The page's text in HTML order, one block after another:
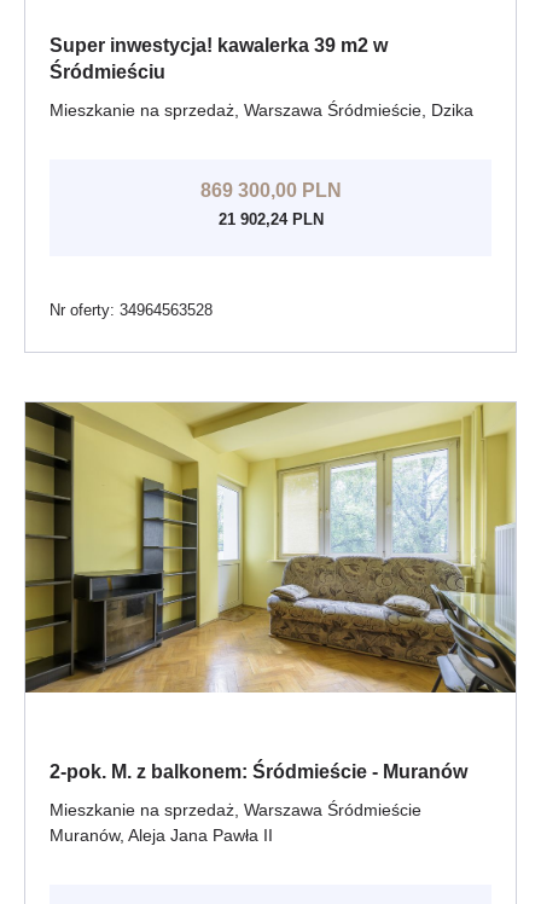
Super inwestycja! kawalerka 39 m2 w
Śródmieściu
Mieszkanie na sprzedaż, Warszawa Śródmieście, Dzika
869 300,00 PLN
21 902,24 PLN
Nr oferty: 34964563528
2-pok. M. z balkonem: Śródmieście - Muranów
Mieszkanie na sprzedaż, Warszawa Śródmieście
Muranów, Aleja Jana Pawła II